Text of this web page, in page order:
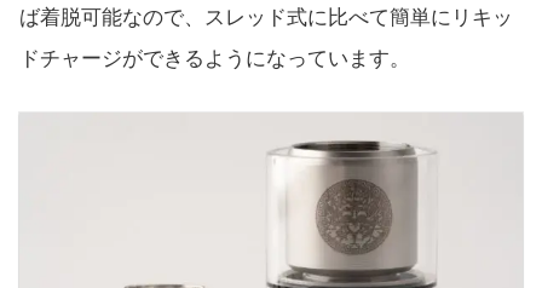
ば着脱可能なので、スレッド式に比べて簡単にリキッ
ドチャージができるようになっています。